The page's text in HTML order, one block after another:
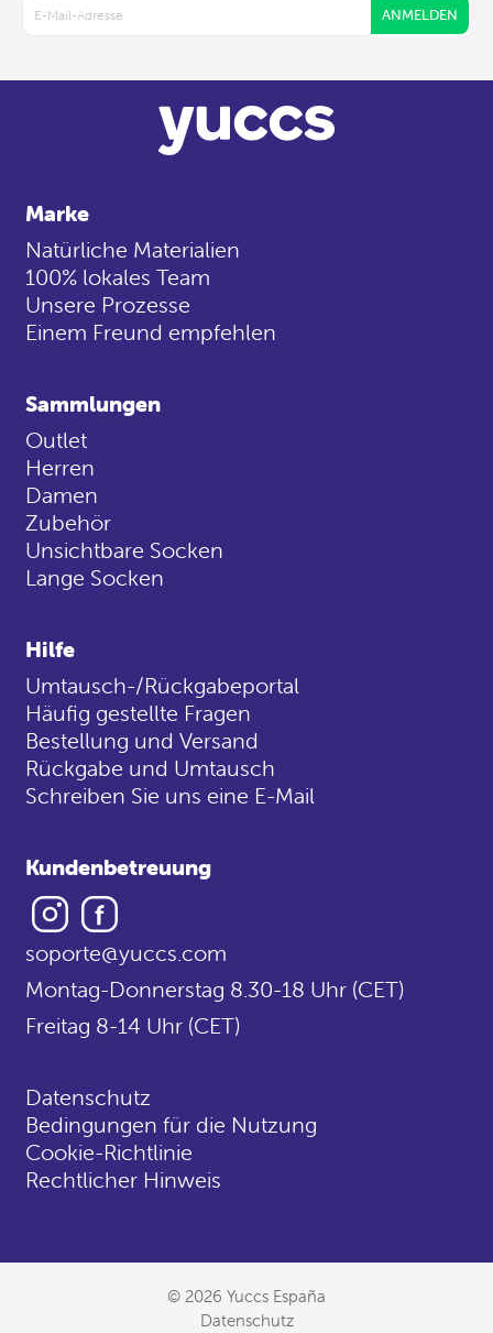
ANMELDEN
Marke
Natürliche Materialien
100% lokales Team
Unsere Prozesse
Einem Freund empfehlen
Sammlungen
Outlet
Herren
Damen
Zubehör
Unsichtbare Socken
Lange Socken
Hilfe
Umtausch-/Rückgabeportal
Häufig gestellte Fragen
Bestellung und Versand
Rückgabe und Umtausch
Schreiben Sie uns eine E-Mail
Kundenbetreuung
Instagram
soporte@yuccs.com
Montag-Donnerstag 8.30-18 Uhr (CET)
Freitag 8-14 Uhr (CET)
Datenschutz
Bedingungen für die Nutzung
Cookie-Richtlinie
Rechtlicher Hinweis
© 2026 Yuccs España
Datenschutz